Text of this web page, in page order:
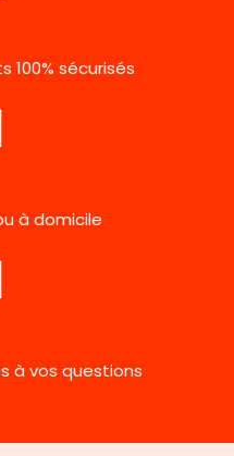
100% sécurisés
à domicile
à vos questions